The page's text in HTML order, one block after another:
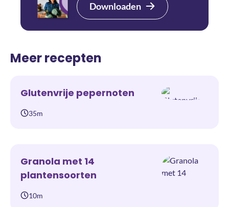
Downloaden
Meer recepten
Glutenvrije pepernoten
35m
Granola met 14
plantensoorten
10m